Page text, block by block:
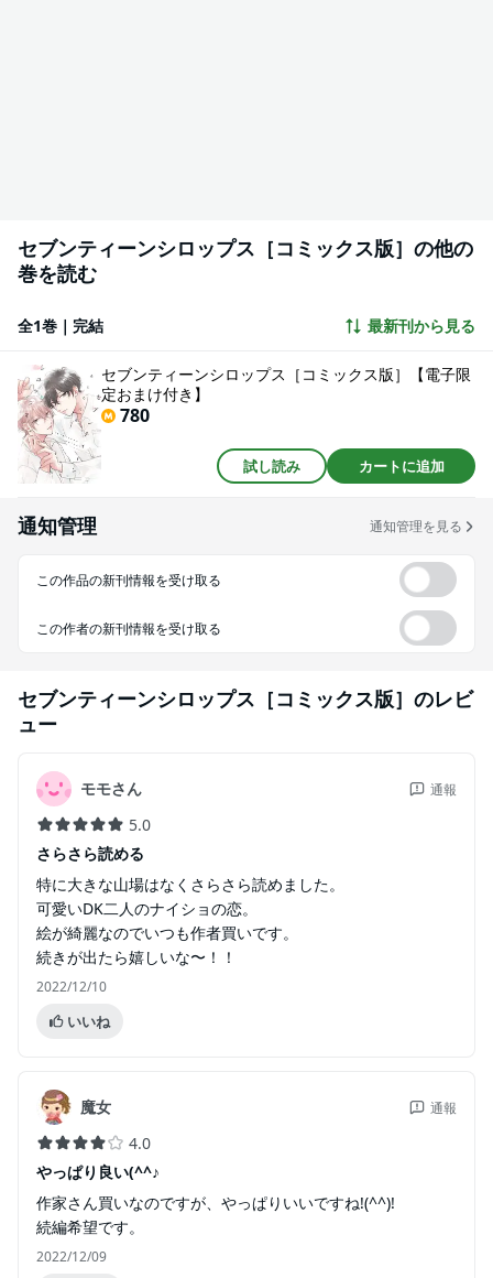
セブンティーンシロップス［コミックス版］の他の
巻を読む
全1巻｜完結 最新刊から見る
セブンティーンシロップス［コミックス版］【電子限
定おまけ付き】
780
試し読み カートに追加
通知管理 通知管理を見る
この作品の新刊情報を受け取る
この作者の新刊情報を受け取る
セブンティーンシロップス［コミックス版］ のレビ
ュー
モモさん 通報
5.0
さらさら読める
特に大きな山場はなくさらさら読めました。
可愛いDK二人のナイショの恋。
絵が綺麗なのでいつも作者買いです。
続きが出たら嬉しいな〜！！
2022/12/10
いいね
魔女 通報
4.0
やっぱり良い(^^♪
作家さん買いなのですが、やっぱりいいですね!(^^)!
続編希望です。
2022/12/09